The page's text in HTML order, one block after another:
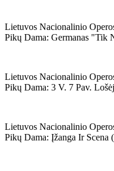
Lietuvos Nacionalinio
Pikų Dama: Germanas "tik
Lietuvos Nacionalinio
Pikų Dama: 3 V. 7 Pav.
Lietuvos Nacionalinio
Pikų Dama: Įžanga Ir Scena